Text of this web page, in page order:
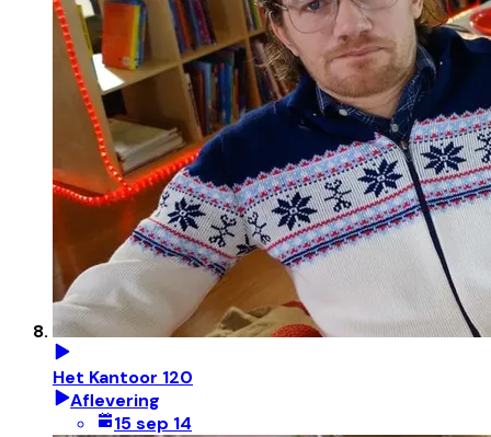
Het Kantoor 120
Aflevering
15 sep 14